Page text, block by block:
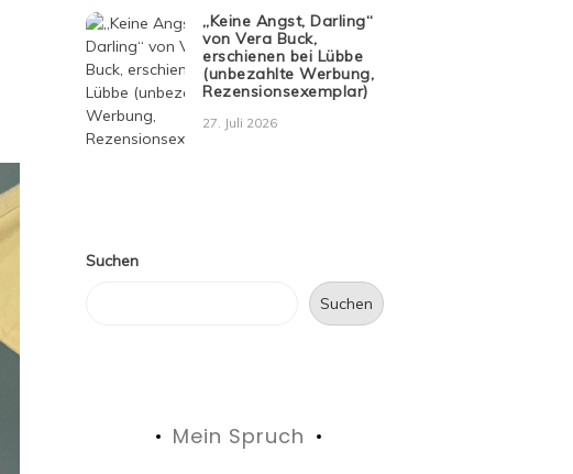
„Keine Angst, Darling“
von Vera Buck,
erschienen bei Lübbe
(unbezahlte Werbung,
Rezensionsexemplar)
27. Juli 2026
Suchen
Suchen
Mein Spruch